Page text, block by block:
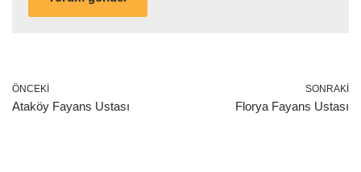
ÖNCEKI
Ataköy Fayans Ustası
SONRAKI
Florya Fayans Ustası